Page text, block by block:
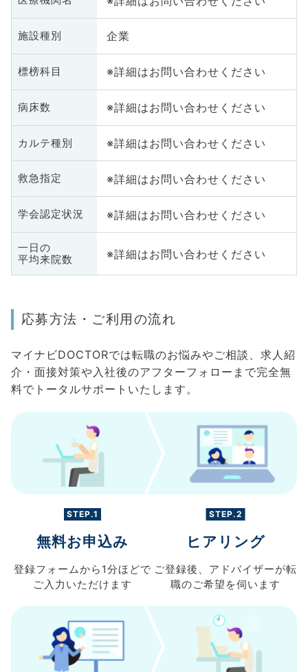
施設種別 企業
標榜科目 ※詳細はお問い合わせください
病床数 ※詳細はお問い合わせください
カルテ種別 ※詳細はお問い合わせください
救急指定 ※詳細はお問い合わせください
学会認定状況 ※詳細はお問い合わせください
一日の
平均来院数
※詳細はお問い合わせください
応募方法・ご利用の流れ
マイナビDOCTORでは転職のお悩みやご相談、求人紹
介・面接対策や入社後のアフターフォローまで完全無
料でトータルサポートいたします。
STEP.1
無料お申込み
登録フォームから 1分ほどで
ご入力 いただけます
STEP.2
ヒアリング
ご登録後、 アドバイザーが転
職のご希望を伺います